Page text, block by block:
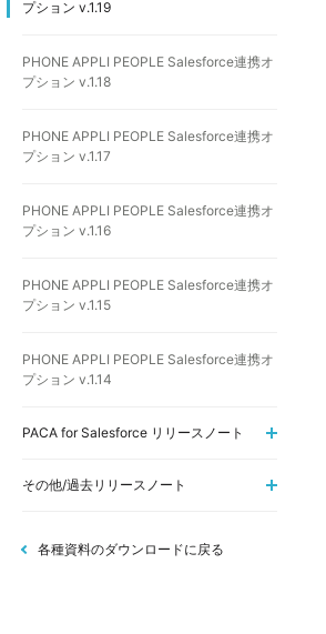
プション v.1.19
PHONE APPLI PEOPLE Salesforce連携オ
プション v.1.18
PHONE APPLI PEOPLE Salesforce連携オ
プション v.1.17
PHONE APPLI PEOPLE Salesforce連携オ
プション v.1.16
PHONE APPLI PEOPLE Salesforce連携オ
プション v.1.15
PHONE APPLI PEOPLE Salesforce連携オ
プション v.1.14
PACA for Salesforce リリースノート
その他/過去リリースノート
各種資料のダウンロードに戻る